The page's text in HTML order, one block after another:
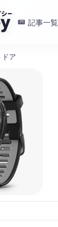
記事一覧
ドア